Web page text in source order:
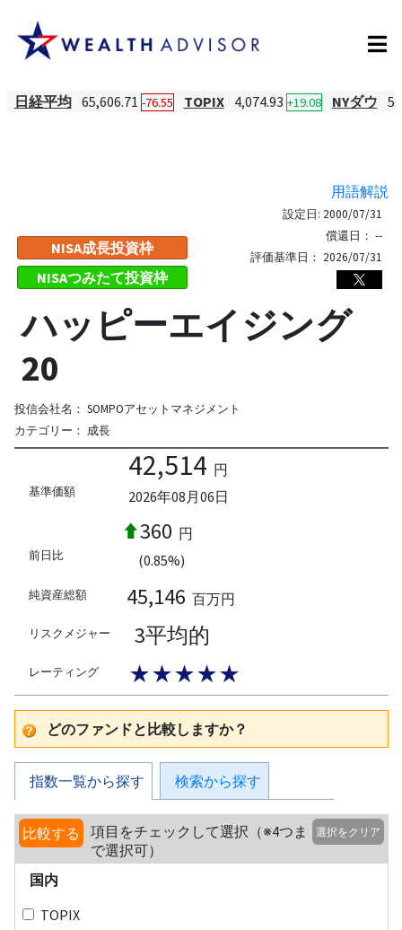
日経平均 65,606.71 -76.55 TOPIX 4,074.93 +19.08 NYダウ
用語解説
NISA成長投資枠
NISAつみたて投資枠
設定日: 2000/07/31
償還日： --
評価基準日： 2026/07/31
ハッピーエイジング
20
投信会社名： SOMPOアセットマネジメント
カテゴリー： 成長
基準価額
42,514 円
2026年08月06日
前日比
360 円
(0.85%)
純資産総額 45,146 百万円
リスクメジャー 3平均的
レーティング ★★★★★
どのファンドと比較しますか？
指数一覧から探す 検索から探す
比較する
項目をチェックして選択（※4つま
で選択可）
選択をクリア
国内
TOPIX